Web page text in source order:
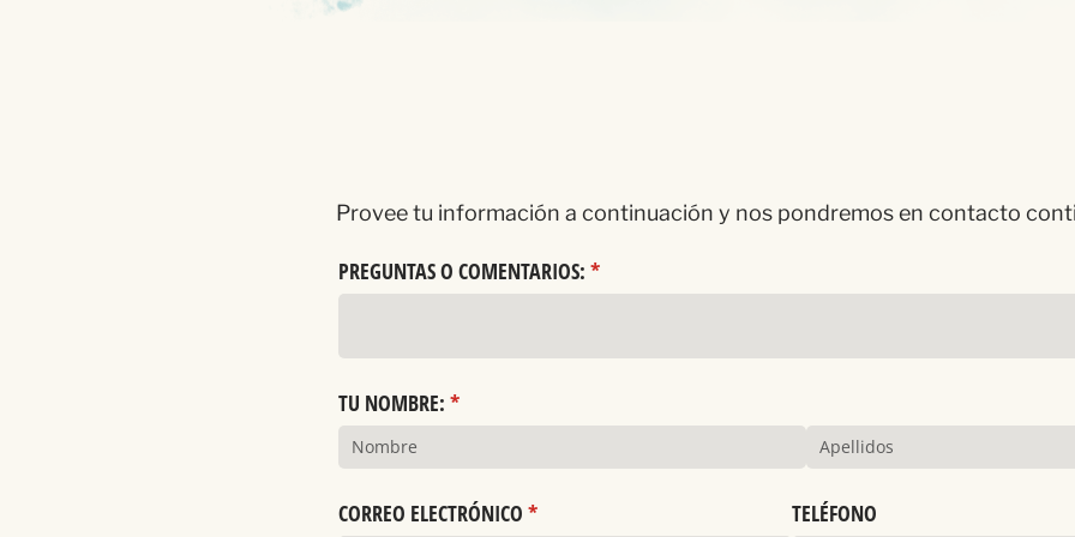
Provee tu información a continuación y nos pondremos en contacto
PREGUNTAS O COMENTARIOS: *
(necesario)
TU NOMBRE: *
(necesario)
CORREO ELECTRÓNICO *
(necesario) TELÉFONO